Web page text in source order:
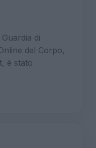
di
del Corpo,
è stato